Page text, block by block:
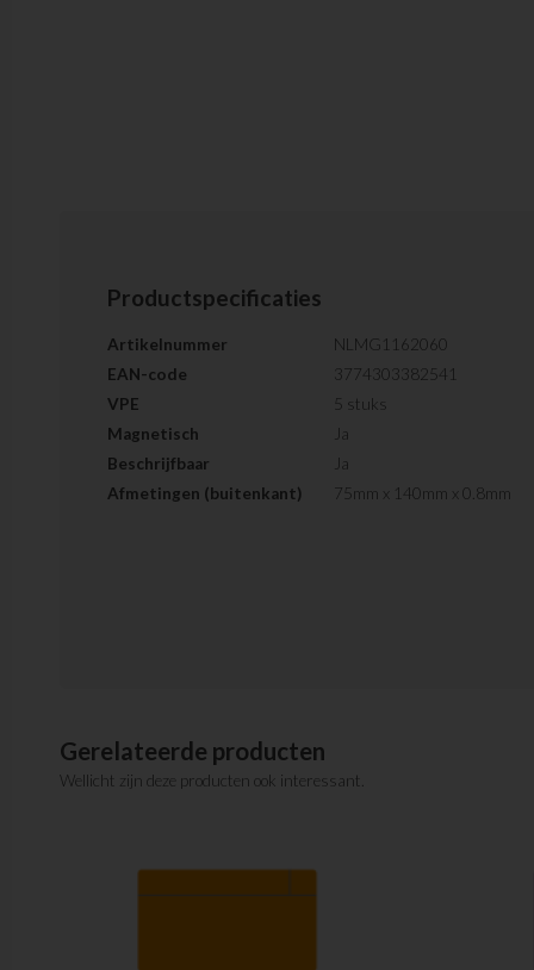
Productspecificaties
Artikelnummer
NLMG1162060
EAN-code
3774303382541
VPE
5 stuks
Magnetisch
Ja
Beschrijfbaar
Ja
Afmetingen (buitenkant)
75mm x 140mm x 0.8mm
Gerelateerde producten
Wellicht zijn deze producten ook interessant.